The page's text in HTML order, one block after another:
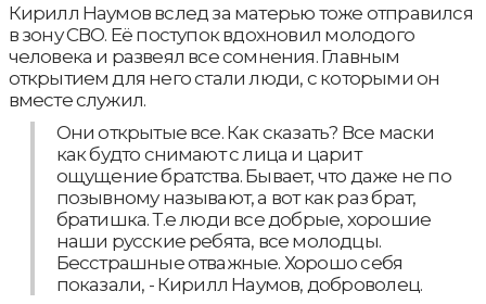
Кирилл Наумов вслед за матерью тоже отправился
в зону СВО. Её поступок вдохновил молодого
человека и развеял все сомнения. Главным
открытием для него стали люди, с которыми он
вместе служил.
Они открытые все. Как сказать? Все маски
как будто снимают с лица и царит
ощущение братства. Бывает, что даже не по
позывному называют, а вот как раз брат,
братишка. Т.е люди все добрые, хорошие
наши русские ребята, все молодцы.
Бесстрашные отважные. Хорошо себя
показали, - Кирилл Наумов, доброволец.